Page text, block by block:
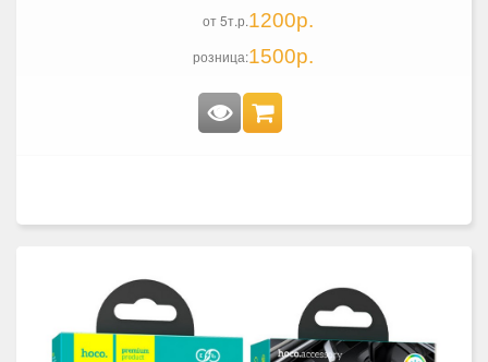
от 5т.р.1200р.
розница:1500р.